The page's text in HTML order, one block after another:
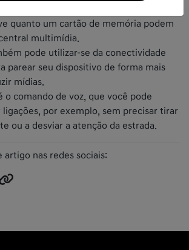
quanto um cartão de memória podem
multimídia.
pode utilizar-se da conectividade
parear seu dispositivo de forma mais
mídias.
o comando de voz, que você pode
ligações, por exemplo, sem precisar tirar
ou a desviar a atenção da estrada.
artigo nas redes sociais: